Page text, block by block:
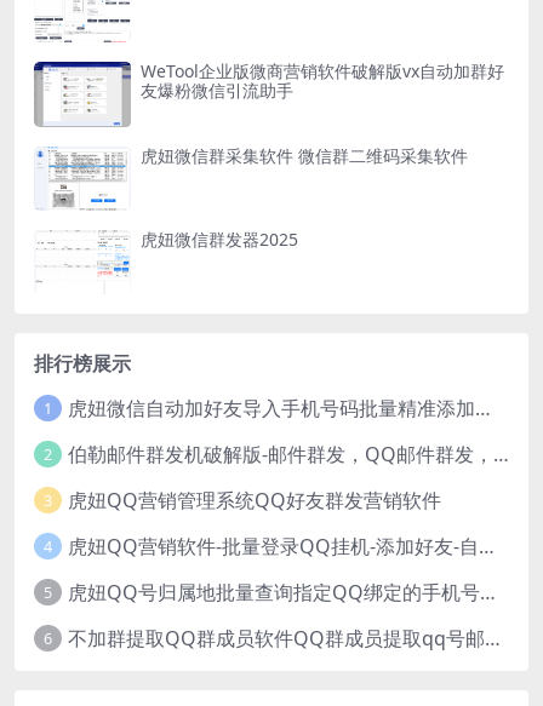
WeTool企业版微商营销软件破解版vx自动加群好
友爆粉微信引流助手
虎妞微信群采集软件 微信群二维码采集软件
虎妞微信群发器2025
排行榜展示
1 虎妞微信自动加好友导入手机号码批量精准添加客户售营销软件微商工具
2 伯勒邮件群发机破解版-邮件群发，QQ邮件群发，邮件群发软件，伯乐邮件群发工具，邮件群发器
3 虎妞QQ营销管理系统QQ好友群发营销软件
4 虎妞QQ营销软件-批量登录QQ挂机-添加好友-自动加群-群发消息-临时会话
5 虎妞QQ号归属地批量查询指定QQ绑定的手机号软件
6 不加群提取QQ群成员软件QQ群成员提取qq号邮箱软件